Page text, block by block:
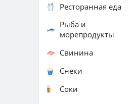
Ресторанная еда
Рыба и
морепродукты
Свинина
Снеки
Соки